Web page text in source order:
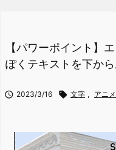
【パワーポイント】
ぽくテキストを下か
 2023/3/16  文字 , アニメ